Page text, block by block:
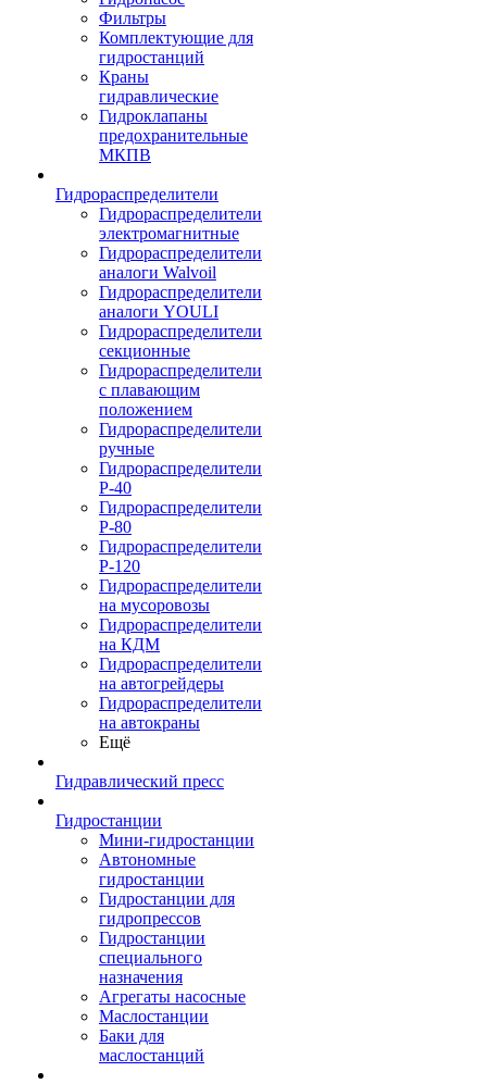
Фильтры
Комплектующие для
гидростанций
Краны
гидравлические
Гидроклапаны
предохранительные
МКПВ
Гидрораспределители
Гидрораспределители
электромагнитные
Гидрораспределители
аналоги Walvoil
Гидрораспределители
аналоги YOULI
Гидрораспределители
секционные
Гидрораспределители
с плавающим
положением
Гидрораспределители
ручные
Гидрораспределители
Р-40
Гидрораспределители
Р-80
Гидрораспределители
Р-120
Гидрораспределители
на мусоровозы
Гидрораспределители
на КДМ
Гидрораспределители
на автогрейдеры
Гидрораспределители
на автокраны
Ещё
Гидравлический пресс
Гидростанции
Мини-гидростанции
Автономные
гидростанции
Гидростанции для
гидропрессов
Гидростанции
специального
назначения
Агрегаты насосные
Маслостанции
Баки для
маслостанций